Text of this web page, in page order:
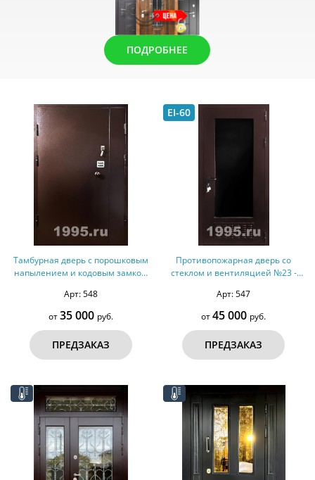
ПОДРОБНЕЕ
Тамбурная дверь с порошковым
напылением и кодовым замком
Арт: 548
от35 000 руб.
ПРЕДЗАКАЗ
EI-60
Противопожарная дверь со
стеклом и вентиляцией №23 -
Арт: 547
от45 000 руб.
ПРЕДЗАКАЗ